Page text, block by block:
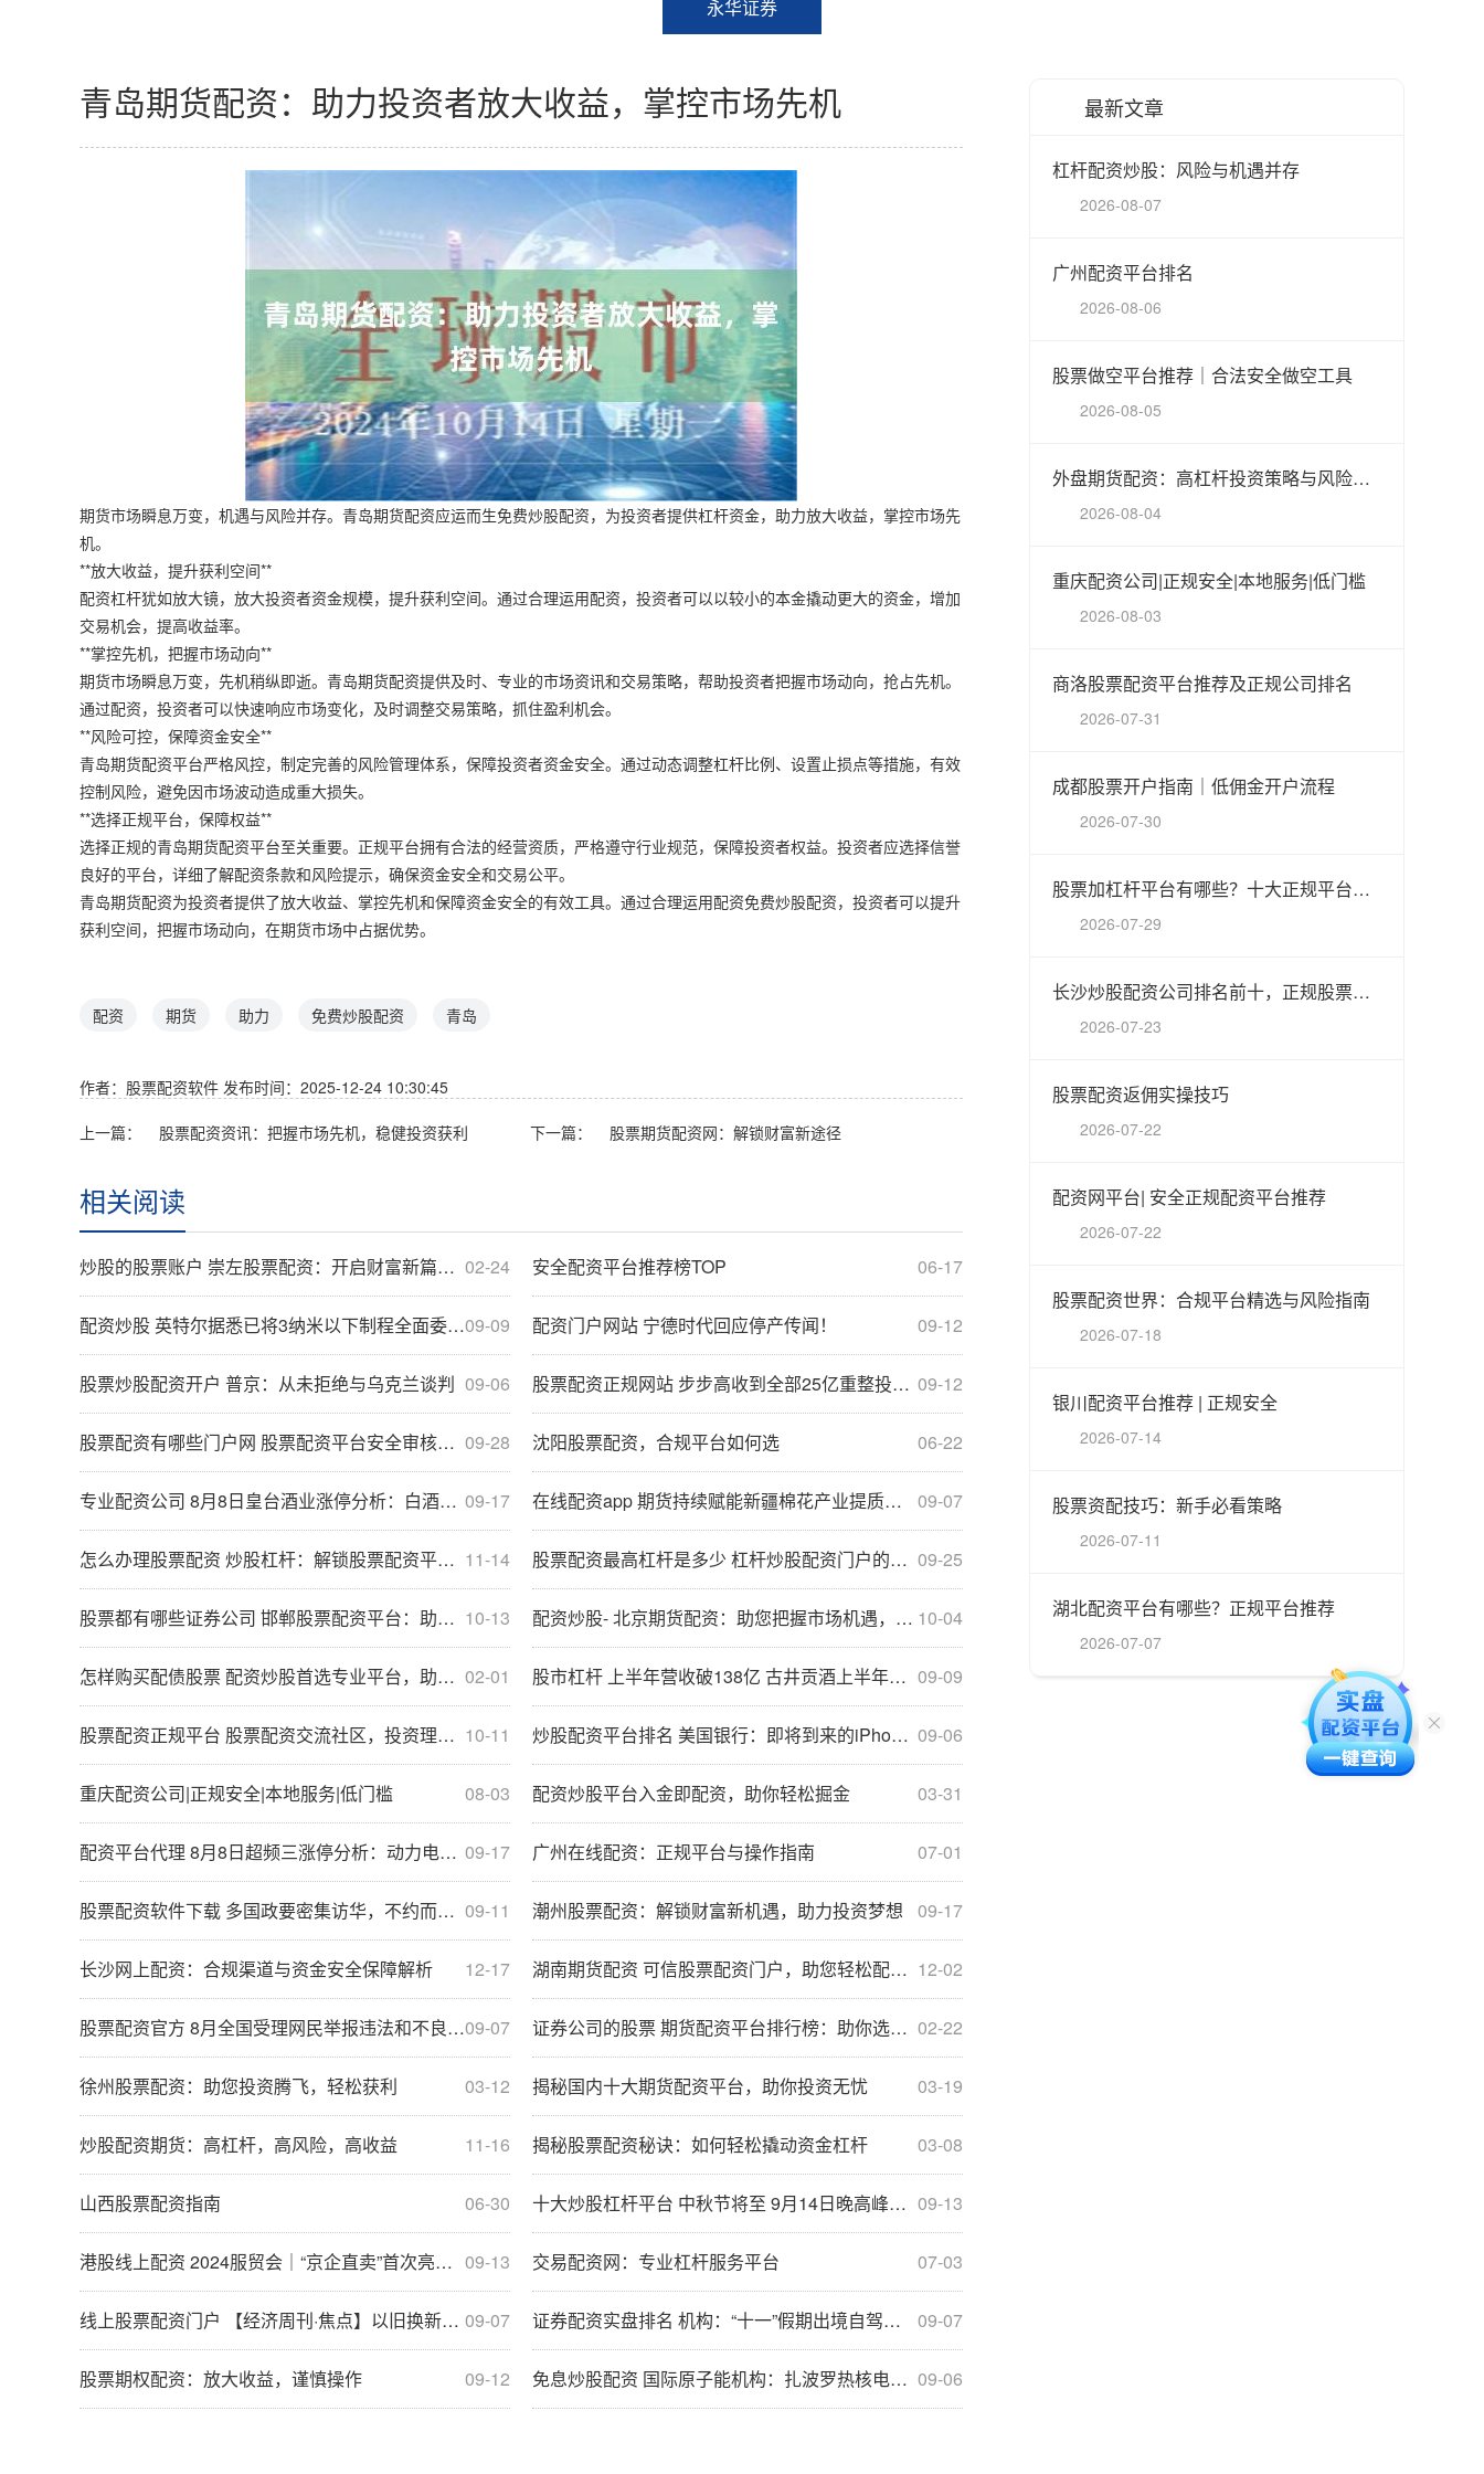
永华证券
青岛期货配资：助力投资者放大收益，掌控市场先机
期货市场瞬息万变，机遇与风险并存。青岛期货配资应运而生免费炒股配资，为投资者提供杠杆资金，助力放大收益，掌控市场先
机。
**放大收益，提升获利空间**
配资杠杆犹如放大镜，放大投资者资金规模，提升获利空间。通过合理运用配资，投资者可以以较小的本金撬动更大的资金，增加
交易机会，提高收益率。
**掌控先机，把握市场动向**
期货市场瞬息万变，先机稍纵即逝。青岛期货配资提供及时、专业的市场资讯和交易策略，帮助投资者把握市场动向，抢占先机。
通过配资，投资者可以快速响应市场变化，及时调整交易策略，抓住盈利机会。
**风险可控，保障资金安全**
青岛期货配资平台严格风控，制定完善的风险管理体系，保障投资者资金安全。通过动态调整杠杆比例、设置止损点等措施，有效
控制风险，避免因市场波动造成重大损失。
**选择正规平台，保障权益**
选择正规的青岛期货配资平台至关重要。正规平台拥有合法的经营资质，严格遵守行业规范，保障投资者权益。投资者应选择信誉
良好的平台，详细了解配资条款和风险提示，确保资金安全和交易公平。
青岛期货配资为投资者提供了放大收益、掌控先机和保障资金安全的有效工具。通过合理运用配资免费炒股配资，投资者可以提升
获利空间，把握市场动向，在期货市场中占据优势。
配资 期货 助力 免费炒股配资 青岛
作者：股票配资软件 发布时间：2025-12-24 10:30:45
上一篇： 股票配资资讯：把握市场先机，稳健投资获利 下一篇： 股票期货配资网：解锁财富新途径
相关阅读
02-24
炒股的股票账户 崇左股票配资：开启财富新篇章，助您投资无忧 06-17
安全配资平台推荐榜TOP
09-09
配资炒股 英特尔据悉已将3纳米以下制程全面委由台积电代工 09-12
配资门户网站 宁德时代回应停产传闻！
09-06
股票炒股配资开户 普京：从未拒绝与乌克兰谈判 09-12
股票配资正规网站 步步高收到全部25亿重整投资款 将尽快清偿各类债权
09-28
股票配资有哪些门户网 股票配资平台安全审核指南 06-22
沈阳股票配资，合规平台如何选
09-17
专业配资公司 8月8日皇台酒业涨停分析：白酒，葡萄酒概念热股 09-07
在线配资app 期货持续赋能新疆棉花产业提质增效
11-14
怎么办理股票配资 炒股杠杆：解锁股票配资平台，助你投资更上一层楼 09-25
股票配资最高杠杆是多少 杠杆炒股配资门户的手续费和利息计算方法
10-13
股票都有哪些证券公司 邯郸股票配资平台：助你投资腾飞，财富倍增 10-04
配资炒股- 北京期货配资：助您把握市场机遇，实现财富增值
02-01
怎样购买配债股票 配资炒股首选专业平台，助您财富增值 09-09
股市杠杆 上半年营收破138亿 古井贡酒上半年交答卷：老牌名酒价值凸显
10-11
股票配资正规平台 股票配资交流社区，投资理财新天地 09-06
炒股配资平台排名 美国银行：即将到来的iPhone发布会有望推动苹果股价上涨
08-03
重庆配资公司|正规安全|本地服务|低门槛 03-31
配资炒股平台入金即配资，助你轻松掘金
09-17
配资平台代理 8月8日超频三涨停分析：动力电池回收，LED，锂电池概念热股 07-01
广州在线配资：正规平台与操作指南
09-11
股票配资软件下载 多国政要密集访华，不约而同提到这个关键词！ 09-17
潮州股票配资：解锁财富新机遇，助力投资梦想
12-17
长沙网上配资：合规渠道与资金安全保障解析 12-02
湖南期货配资 可信股票配资门户，助您轻松配资，投资无忧
09-07
股票配资官方 8月全国受理网民举报违法和不良信息1983.3万件 环比增长4.2% 02-22
证券公司的股票 期货配资平台排行榜：助你选择最佳配资平台
03-12
徐州股票配资：助您投资腾飞，轻松获利 03-19
揭秘国内十大期货配资平台，助你投资无忧
11-16
炒股配资期货：高杠杆，高风险，高收益 03-08
揭秘股票配资秘诀：如何轻松撬动资金杠杆
06-30
山西股票配资指南 09-13
十大炒股杠杆平台 中秋节将至 9月14日晚高峰广州中心城区整体提前“中度拥堵”
09-13
港股线上配资 2024服贸会｜“京企直卖”首次亮相服贸会 07-03
交易配资网：专业杠杆服务平台
09-07
线上股票配资门户 【经济周刊·焦点】以旧换新有“温差” 如何精准破局？ 09-07
证券配资实盘排名 机构：“十一”假期出境自驾订单将创年内新高
09-12
股票期权配资：放大收益，谨慎操作 09-06
免息炒股配资 国际原子能机构：扎波罗热核电站火灾原因仍在调查中
最新文章
杠杆配资炒股：风险与机遇并存
2026-08-07
广州配资平台排名
2026-08-06
股票做空平台推荐｜合法安全做空工具
2026-08-05
外盘期货配资：高杠杆投资策略与风险指南
2026-08-04
重庆配资公司|正规安全|本地服务|低门槛
2026-08-03
商洛股票配资平台推荐及正规公司排名
2026-07-31
成都股票开户指南｜低佣金开户流程
2026-07-30
股票加杠杆平台有哪些？十大正规平台盘点推荐
2026-07-29
长沙炒股配资公司排名前十，正规股票配资平台推荐
2026-07-23
股票配资返佣实操技巧
2026-07-22
配资网平台| 安全正规配资平台推荐
2026-07-22
股票配资世界：合规平台精选与风险指南
2026-07-18
银川配资平台推荐 | 正规安全
2026-07-14
股票资配技巧：新手必看策略
2026-07-11
湖北配资平台有哪些？正规平台推荐
2026-07-07